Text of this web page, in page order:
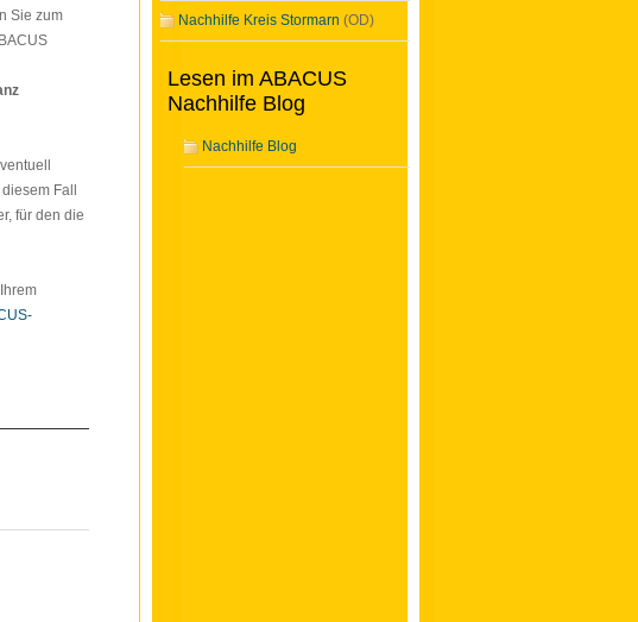
Sie zum
Fall
für den die
Nachhilfe Kreis Stormarn (OD)
Lesen im ABACUS
Nachhilfe Blog
Nachhilfe Blog